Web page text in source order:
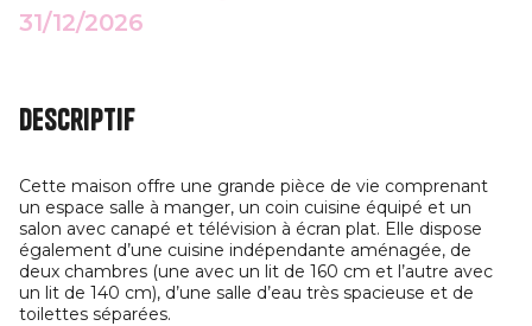
31/12/2026
Descriptif
Cette maison offre une grande pièce de vie comprenant
un espace salle à manger, un coin cuisine équipé et un
salon avec canapé et télévision à écran plat. Elle dispose
également d’une cuisine indépendante aménagée, de
deux chambres (une avec un lit de 160 cm et l’autre avec
un lit de 140 cm), d’une salle d’eau très spacieuse et de
toilettes séparées.